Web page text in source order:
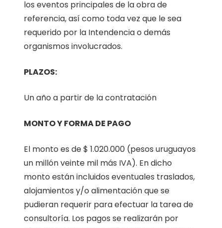
los eventos principales de la obra de
referencia, así como toda vez que le sea
requerido por la Intendencia o demás
organismos involucrados.
PLAZOS:
Un año a partir de la contratación
MONTO Y FORMA DE PAGO
El monto es de $ 1.020.000 (pesos uruguayos
un millón veinte mil más IVA). En dicho
monto están incluidos eventuales traslados,
alojamientos y/o alimentación que se
pudieran requerir para efectuar la tarea de
consultoría. Los pagos se realizarán por